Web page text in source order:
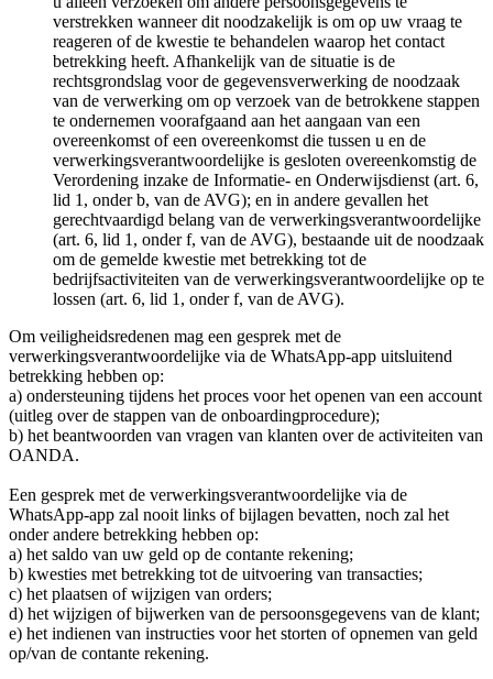
verstrekken wanneer dit noodzakelijk is om op uw vraag te
reageren of de kwestie te behandelen waarop het contact
betrekking heeft. Afhankelijk van de situatie is de
rechtsgrondslag voor de gegevensverwerking de noodzaak
van de verwerking om op verzoek van de betrokkene stappen
te ondernemen voorafgaand aan het aangaan van een
overeenkomst of een overeenkomst die tussen u en de
verwerkingsverantwoordelijke is gesloten overeenkomstig de
Verordening inzake de Informatie- en Onderwijsdienst (art. 6,
lid 1, onder b, van de AVG); en in andere gevallen het
gerechtvaardigd belang van de verwerkingsverantwoordelijke
(art. 6, lid 1, onder f, van de AVG), bestaande uit de noodzaak
om de gemelde kwestie met betrekking tot de
bedrijfsactiviteiten van de verwerkingsverantwoordelijke op te
lossen (art. 6, lid 1, onder f, van de AVG).
Om veiligheidsredenen mag een gesprek met de
verwerkingsverantwoordelijke via de WhatsApp-app uitsluitend
betrekking hebben op:
a) ondersteuning tijdens het proces voor het openen van een account
(uitleg over de stappen van de onboardingprocedure);
b) het beantwoorden van vragen van klanten over de activiteiten van
OANDA.
Een gesprek met de verwerkingsverantwoordelijke via de
WhatsApp-app zal nooit links of bijlagen bevatten, noch zal het
onder andere betrekking hebben op:
a) het saldo van uw geld op de contante rekening;
b) kwesties met betrekking tot de uitvoering van transacties;
c) het plaatsen of wijzigen van orders;
d) het wijzigen of bijwerken van de persoonsgegevens van de klant;
e) het indienen van instructies voor het storten of opnemen van geld
op/van de contante rekening.